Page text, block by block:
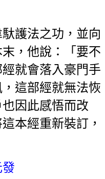
護法之功，並向
，他說：「要不
就會落入豪門手
這部經就無法恢
因此感悟而改
本經重新裝訂，